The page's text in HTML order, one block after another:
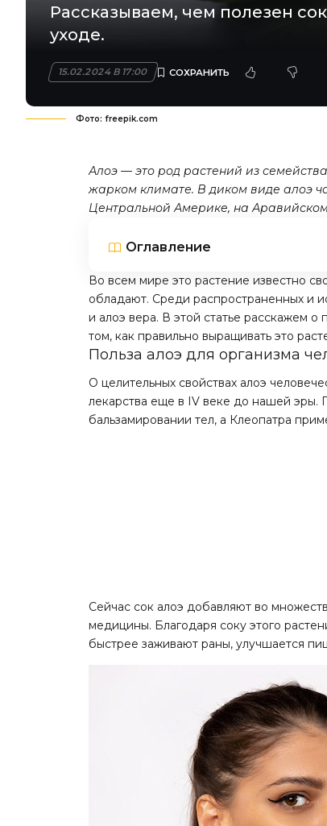
Рассказываем, чем полезен
уходе.
15.02.2024 В 17:00
Фото: freepik.com
Алоэ — это род растений из
жарком климате. В диком виде алоэ
Центральной Америке, на
Оглавление
Во всем мире это растение известно
обладают. Среди распространенных и
и алоэ вера. В этой статье расскажем
том, как правильно выращивать это
Польза алоэ для организма
О целительных свойствах алоэ
лекарства еще в IV веке до нашей эры.
бальзамировании тел, а Клеопатра
Сейчас сок алоэ добавляют во
медицины. Благодаря соку этого
быстрее заживают раны, улучшается